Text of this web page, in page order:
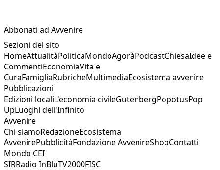
Abbonati ad Avvenire
Sezioni del sito
HomeAttualitàPoliticaMondoAgoràPodcastChiesaIdee e
CommentiEconomiaVita e
CuraFamigliaRubricheMultimediaEcosistema avvenire
Pubblicazioni
Edizioni localiL'economia civileGutenbergPopotusPop
UpLuoghi dell'Infinito
Avvenire
Chi siamoRedazioneEcosistema
AvvenirePubblicitàFondazione AvvenireShopContatti
Mondo CEI
SIRRadio InBluTV2000FISC